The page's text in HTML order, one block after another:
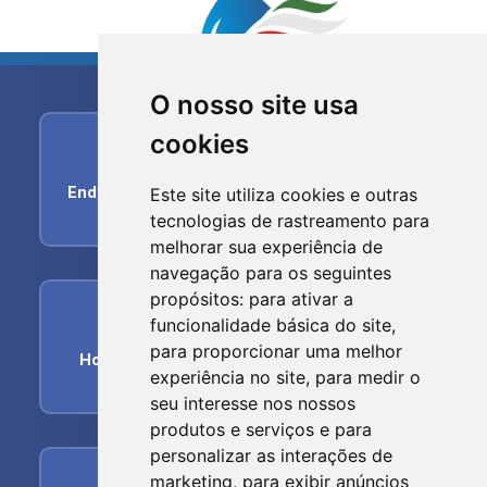
O nosso site usa
cookies
Este site utiliza cookies e outras
tecnologias de rastreamento para
melhorar sua experiência de
navegação para os seguintes
propósitos: para ativar a
funcionalidade básica do site,
para proporcionar uma melhor
experiência no site, para medir o
seu interesse nos nossos
produtos e serviços e para
personalizar as interações de
marketing, para exibir anúncios
home
Endereço:
R. dos Imigrantes, 356 - Centro, Nova
Trento - SC, 88270-000
schedule
Horário de funcionamento:Segunda-feira a
Sexta-feira das 07h00min às 17:00hs